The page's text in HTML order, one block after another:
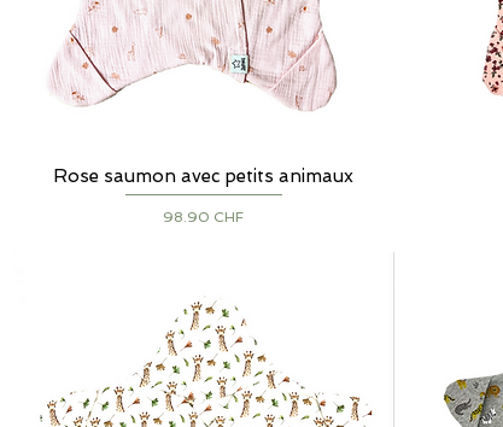
Aperçu rapide
Rose saumon avec petits animaux
Prix
98.90 CHF